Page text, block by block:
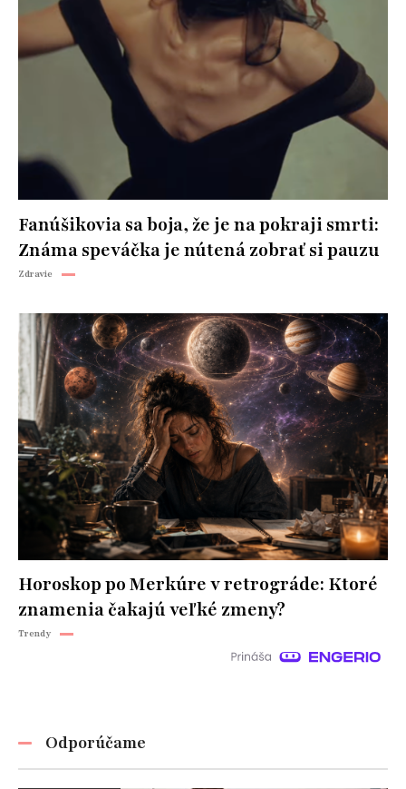
Fanúšikovia sa boja, že je na pokraji smrti:
Známa speváčka je nútená zobrať si pauzu
Zdravie
Horoskop po Merkúre v retrográde: Ktoré
znamenia čakajú veľké zmeny?
Trendy
Odporúčame